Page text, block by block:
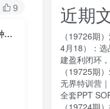
9
Ai聊天机器人ChatGPT账号注册教程 – ChatGPT的使用方法，3种盈利模式
近期
（19726期
4月18）：
建盈利闭环
（19725期
无界特训营
全套PPT
（19724期